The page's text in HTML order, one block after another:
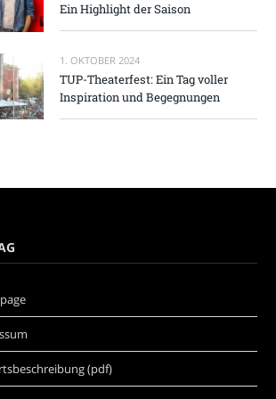
Ein Highlight der Saison
1. OKTOBER 2024
TUP-Theaterfest: Ein Tag voller
Inspiration und Begegnungen
(pdf)